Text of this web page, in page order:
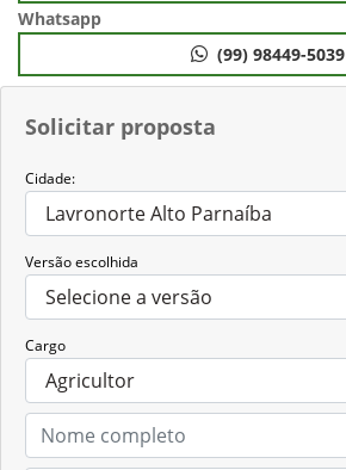
Solicitar proposta
Cidade:
Versão escolhida
Cargo
Whatsapp
(99) 98449-5039